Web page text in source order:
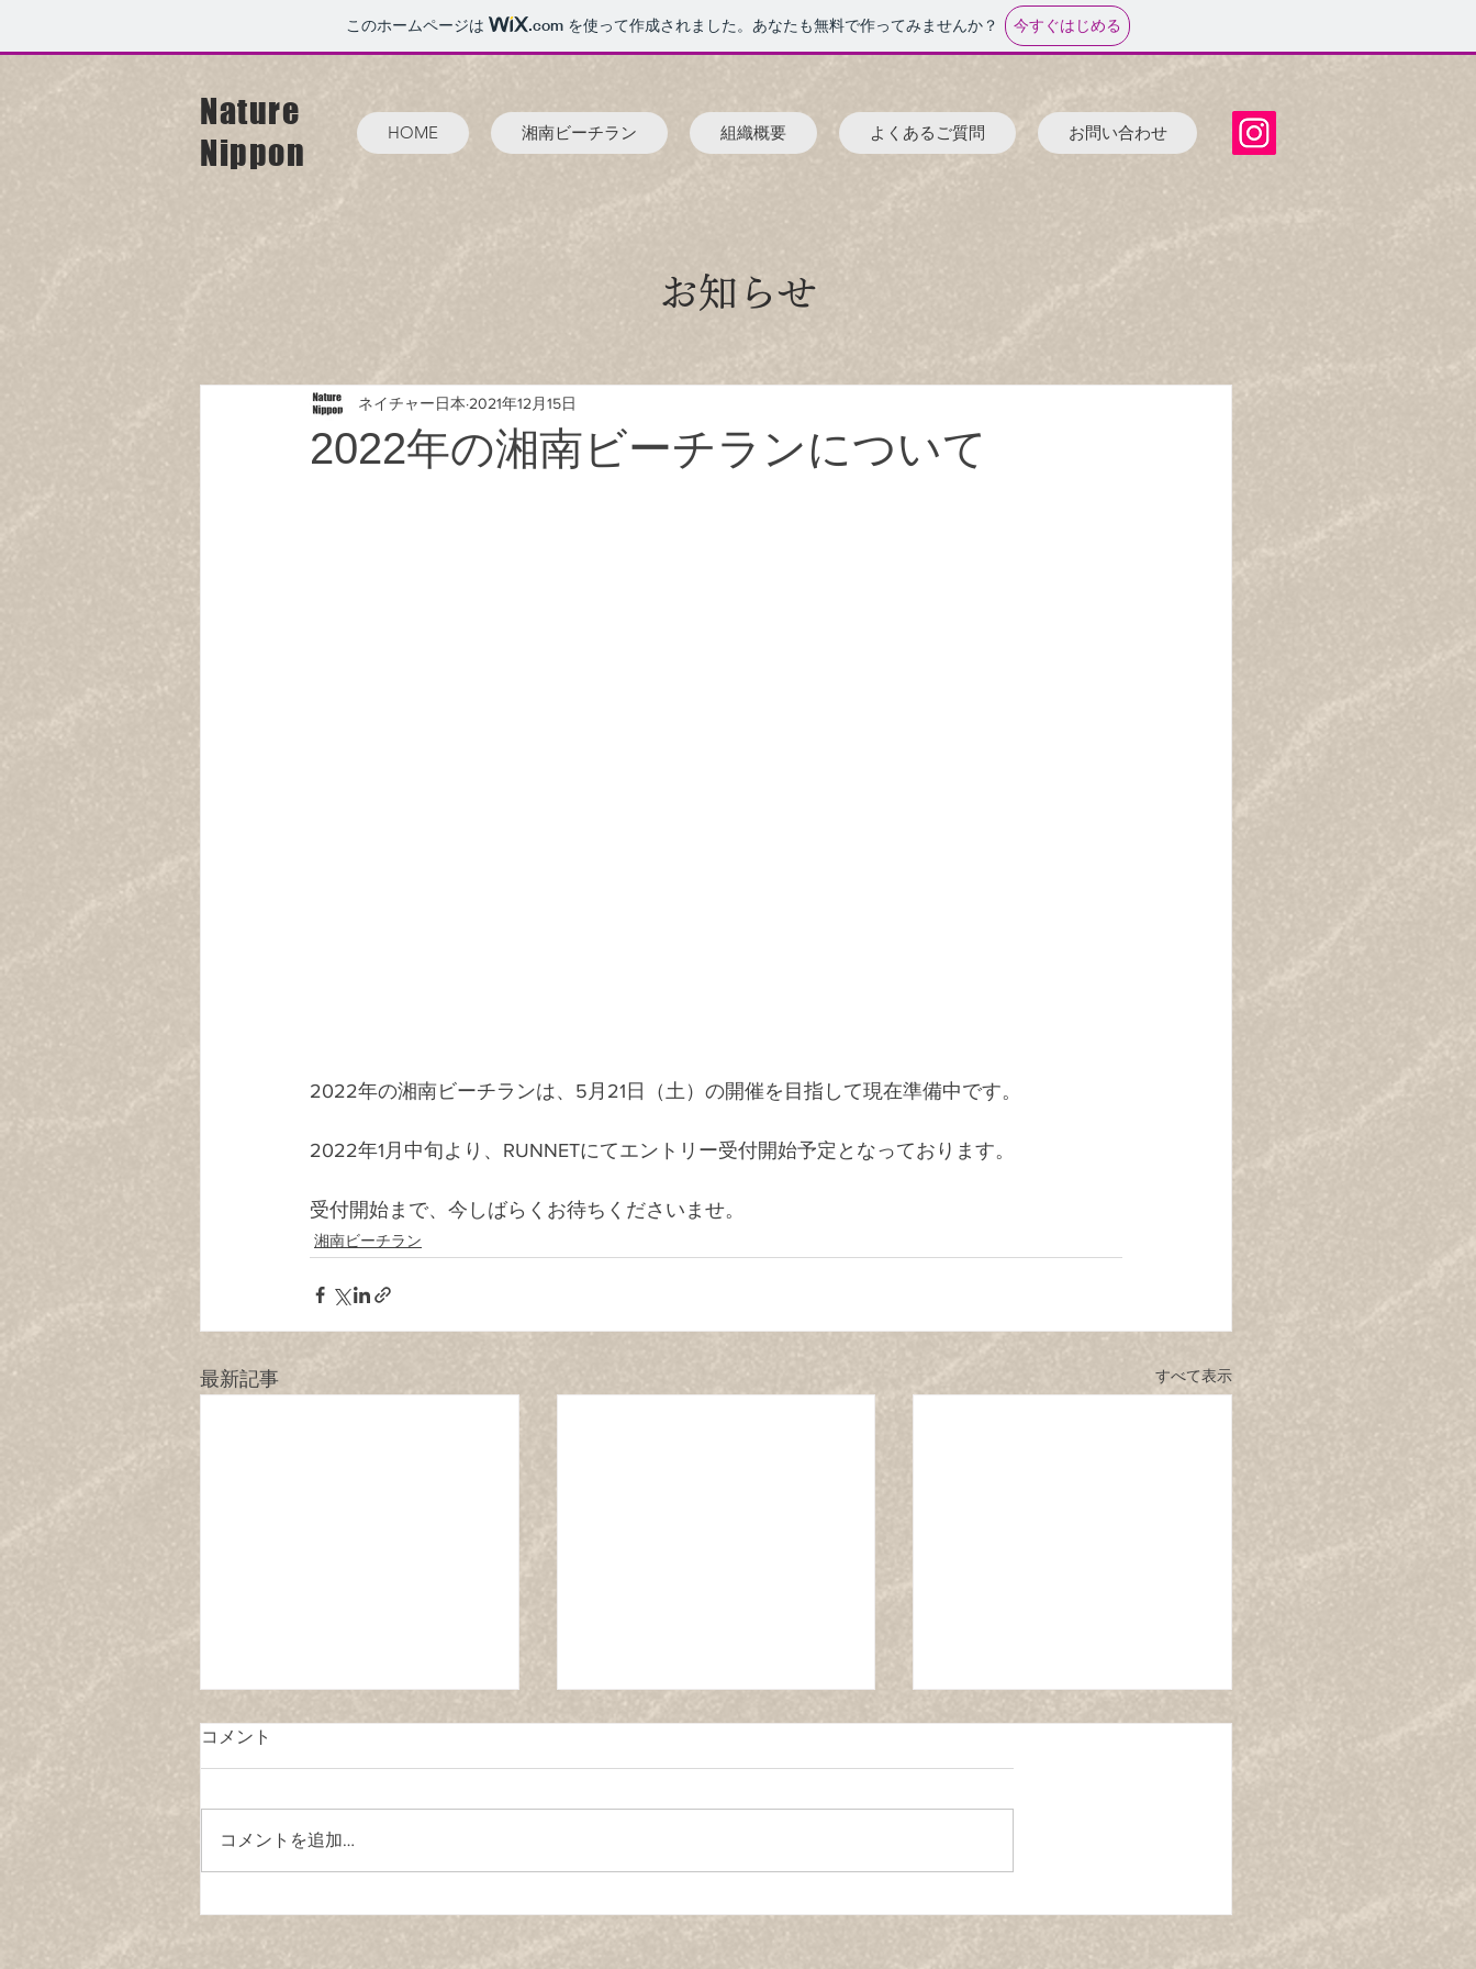
このホームページは .com を使って作成されました。あなたも無料で作ってみませんか？ 今すぐはじめる
Nature
Nippon
HOME 湘南ビーチラン 組織概要 よくあるご質問 お問い合わせ
お知らせ
2022年の湘南ビーチランについて
ネイチャー日本 2021年12月15日
2022年の湘南ビーチランは、5月21日（土）の開催を目指して現在準備中です。
2022年1月中旬より、RUNNETにてエントリー受付開始予定となっております。
受付開始まで、今しばらくお待ちくださいませ。
湘南ビーチラン
最新記事 すべて表示
コメント
コメントを追加…